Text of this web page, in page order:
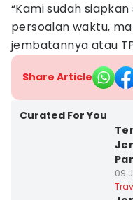
“Kami sudah
persoalan waktu,
jembatannya atau
Share Article
Curated For You
09